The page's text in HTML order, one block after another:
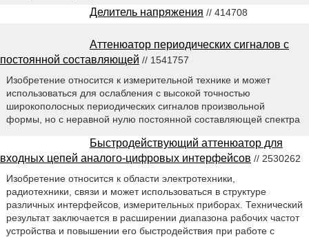
Делитель напряжения // 414708
Аттенюатор периодических сигналов с
постоянной составляющей // 1541757
Изобретение относится к измерительной технике и может
использоваться для ослабления с высокой точностью
широкополосных периодических сигналов произвольной
формы, но с неравной нулю постоянной составляющей спектра
Быстродействующий аттенюатор для
входных цепей аналого-цифровых интерфейсов // 2530262
Изобретение относится к области электротехники,
радиотехники, связи и может использоваться в структуре
различных интерфейсов, измерительных приборах. Технический
результат заключается в расширении диапазона рабочих частот
устройства и повышении его быстродействия при работе с